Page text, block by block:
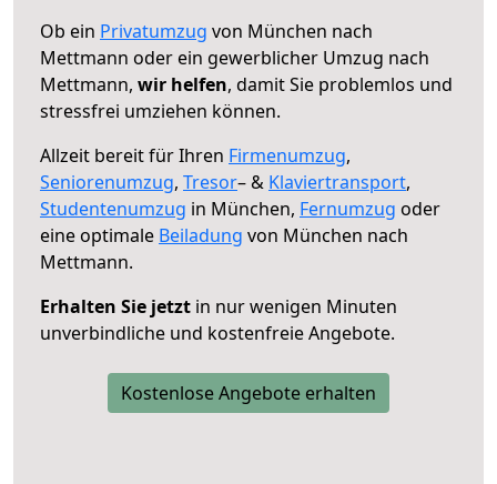
Ob ein Privatumzug von München nach
Mettmann oder ein gewerblicher Umzug nach
Mettmann, wir helfen, damit Sie problemlos und
stressfrei umziehen können.
Allzeit bereit für Ihren Firmenumzug,
Seniorenumzug, Tresor– & Klaviertransport,
Studentenumzug in München, Fernumzug oder
eine optimale Beiladung von München nach
Mettmann.
Erhalten Sie jetzt in nur wenigen Minuten
unverbindliche und kostenfreie Angebote.
Kostenlose Angebote erhalten